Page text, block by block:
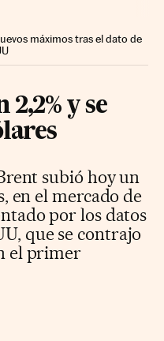
máximos tras el dato de
y se
subió hoy un
en el mercado de
por los datos
que se contrajo
el primer